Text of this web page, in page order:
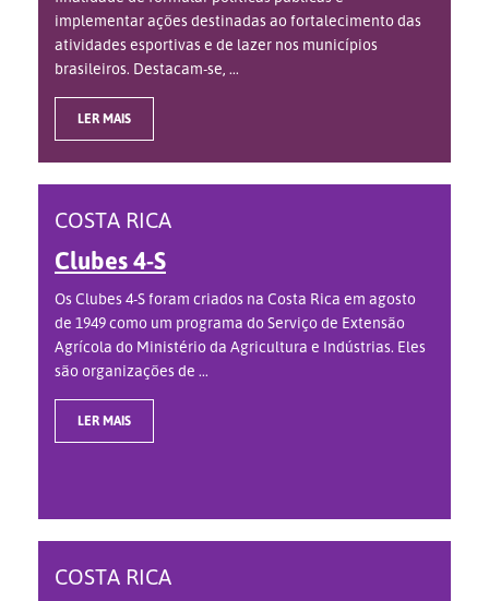
implementar ações destinadas ao fortalecimento das
atividades esportivas e de lazer nos municípios
brasileiros. Destacam-se, ...
LER MAIS
COSTA RICA
Clubes 4-S
Os Clubes 4-S foram criados na Costa Rica em agosto
de 1949 como um programa do Serviço de Extensão
Agrícola do Ministério da Agricultura e Indústrias. Eles
são organizações de ...
LER MAIS
COSTA RICA